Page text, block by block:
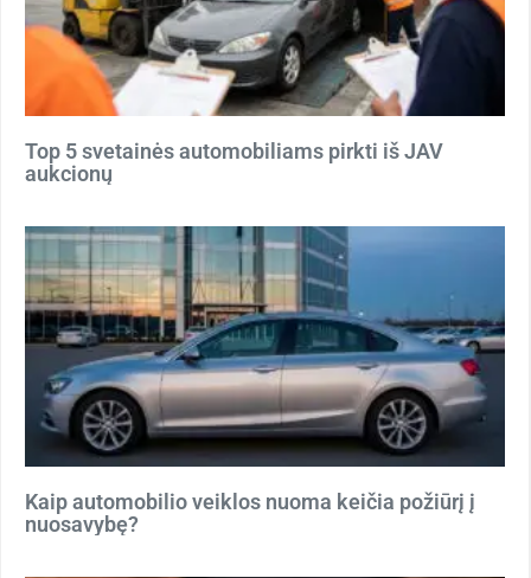
Top 5 svetainės automobiliams pirkti iš JAV
aukcionų
Kaip automobilio veiklos nuoma keičia požiūrį į
nuosavybę?